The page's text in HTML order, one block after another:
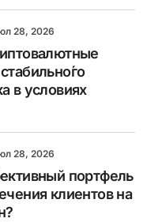
28, 2026
в условиях
28, 2026
портфель
клиентов на